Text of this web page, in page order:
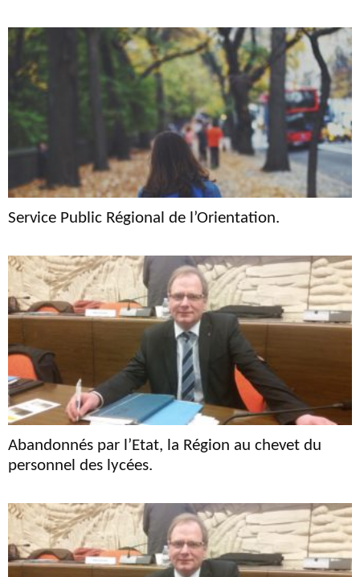
Service Public Régional de l’Orientation.
Abandonnés par l’Etat, la Région au chevet du
personnel des lycées.